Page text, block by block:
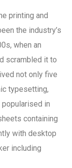
printing and
the industry’s
when an
scrambled it to
not only five
typesetting,
in
containing
with desktop
including